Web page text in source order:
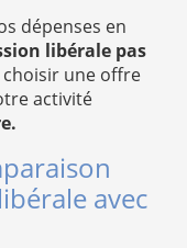
dépenses en
libérale pas
choisir une offre
activité
avec